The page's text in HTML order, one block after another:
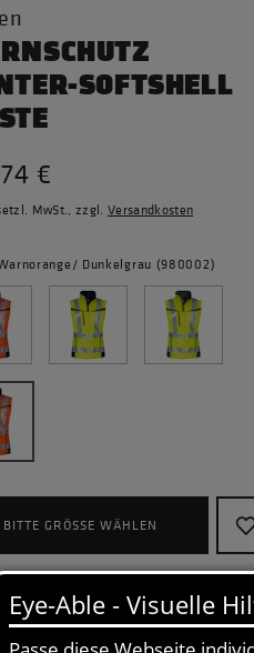
SOFTSHELL
€
MwSt., zzgl. Versandkosten
Dunkelgrau (980002)
BITTE GRÖSSE WÄHLEN
lieferbar, kostenlose Retoure